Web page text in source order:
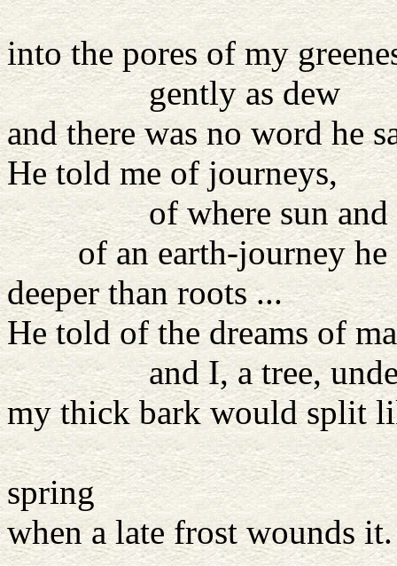
out of
into the pores of my
gently as dew
and there was no word he
He told me of journeys,
of where sun and
of an earth-journey he
deeper than roots ...
He told of the dreams of
and I, a tree,
my thick bark would split
grew too
spring
when a late frost wounds it.